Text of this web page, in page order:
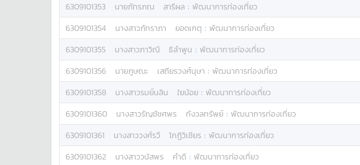
6309101353
นายภัทรภณ สารีผล : พัฒนาการท่องเที่ยว
6309101354
นางสาวภัทราภา ยอดเกตุ : พัฒนาการท่องเที่ยว
6309101355
นางสาวภาวิณี ธิลำพูน : พัฒนาการท่องเที่ยว
6309101356
นายภูษณะ เสถียรวงศ์นุษา : พัฒนาการท่องเที่ยว
6309101358
นางสาวรมย์นลิน ใยน้อย : พัฒนาการท่องเที่ยว
6309101360
นางสาวรัญชัชศพร กังวลทรัพย์ : พัฒนาการท่องเที่ยว
6309101361
นางสาววงศ์รวี โกฏิวิเชียร : พัฒนาการท่องเที่ยว
6309101362
นางสาววนัสพร คำดี : พัฒนาการท่องเที่ยว